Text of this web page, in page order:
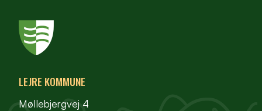
LEJRE KOMMUNE
Møllebjergvej 4